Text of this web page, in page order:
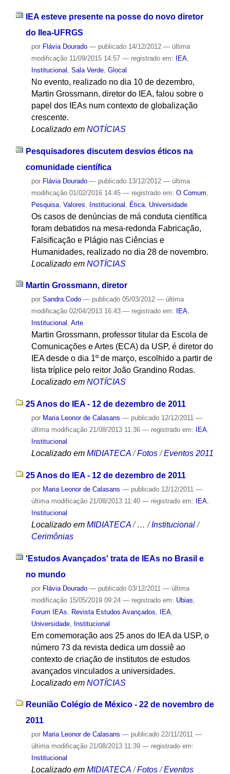
IEA esteve presente na posse do novo diretor
do Ilea-UFRGS
por Flávia Dourado — publicado14/12/2012 — última
modificação11/09/2015 14:57 — registrado em: IEA,
Institucional , Sala Verde, Glocal
No evento, realizado no dia 10 de dezembro,
Martin Grossmann, diretor do IEA, falou sobre o
papel dos IEAs num contexto de globalização
crescente.
Localizado em NOTÍCIAS
Pesquisadores discutem desvios éticos na
comunidade científica
por Flávia Dourado — publicado13/12/2012 — última
modificação01/02/2016 14:45 — registrado em: O Comum
Pesquisa, Valores Institucional Ética, Universidade
Os casos de denúncias de má conduta científica
foram debatidos na mesa-redonda Fabricação,
Falsificação e Plágio nas Ciências e
Humanidades, realizado no dia 28 de novembro.
Localizado em NOTÍCIAS
Martin Grossmann, diretor
por Sandra Codo — publicado05/03/2012 — última
modificação02/04/2013 16:43 — registrado em: IEA,
Institucional , Arte
Martin Grossmann, professor titular da Escola de
Comunicações e Artes (ECA) da USP, é diretor do
IEA desde o dia 1º de março, escolhido a partir de
lista tríplice pelo reitor João Grandino Rodas.
Localizado em NOTÍCIAS
25 Anos do IEA - 12 de dezembro de 2011
por Maria Leonor de Calasans — publicado12/12/2011 —
última modificação21/08/2013 11:36 — registrado em: IEA,
Institucional
Localizado em MIDIATECA /Fotos /Eventos 2011
25 Anos do IEA - 12 de dezembro de 2011
por Maria Leonor de Calasans — publicado12/12/2011 —
última modificação21/08/2013 11:40 — registrado em: IEA,
Institucional
Localizado em MIDIATECA /…/Institucional /
Cerimônias
'Estudos Avançados' trata de IEAs no Brasil e
no mundo
por Flávia Dourado — publicado03/12/2011 — última
modificação15/05/2019 09:24 — registrado em: Ubias
Forum IEAs
Revista Estudos Avançados IEA,
Universidade, Institucional
Em comemoração aos 25 anos do IEA da USP, o
número 73 da revista dedica um dossiê ao
contexto de criação de institutos de estudos
avançados vinculados a universidades.
Localizado em NOTÍCIAS
Reunião Colégio de México - 22 de novembro de
2011
por Maria Leonor de Calasans — publicado22/11/2011 —
última modificação21/08/2013 11:39 — registrado em:
Institucional
Localizado em MIDIATECA /Fotos /Eventos